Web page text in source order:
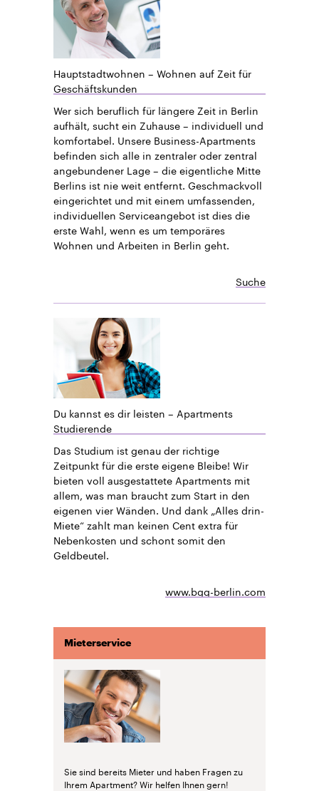
Hauptstadtwohnen – Wohnen auf Zeit für
Geschäftskunden
Wer sich beruflich für längere Zeit in Berlin
aufhält, sucht ein Zuhause – individuell und
komfortabel. Unsere Business-Apartments
befinden sich alle in zentraler oder zentral
angebundener Lage – die eigentliche Mitte
Berlins ist nie weit entfernt. Geschmackvoll
eingerichtet und mit einem umfassenden,
individuellen Serviceangebot ist dies die
erste Wahl, wenn es um temporäres
Wohnen und Arbeiten in Berlin geht.
Suche
Du kannst es dir leisten – Apartments
Studierende
Das Studium ist genau der richtige
Zeitpunkt für die erste eigene Bleibe! Wir
bieten voll ausgestattete Apartments mit
allem, was man braucht zum Start in den
eigenen vier Wänden. Und dank „Alles drin-
Miete“ zahlt man keinen Cent extra für
Nebenkosten und schont somit den
Geldbeutel.
www.bgg-berlin.com
Mieterservice
Sie sind bereits Mieter und haben Fragen zu
Ihrem Apartment? Wir helfen Ihnen gern!